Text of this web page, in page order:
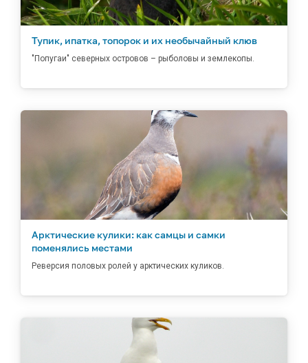
Тупик, ипатка, топорок и их необычайный клюв
"Попугаи" северных островов – рыболовы и землекопы.
Арктические кулики: как самцы и самки
поменялись местами
Реверсия половых ролей у арктических куликов.